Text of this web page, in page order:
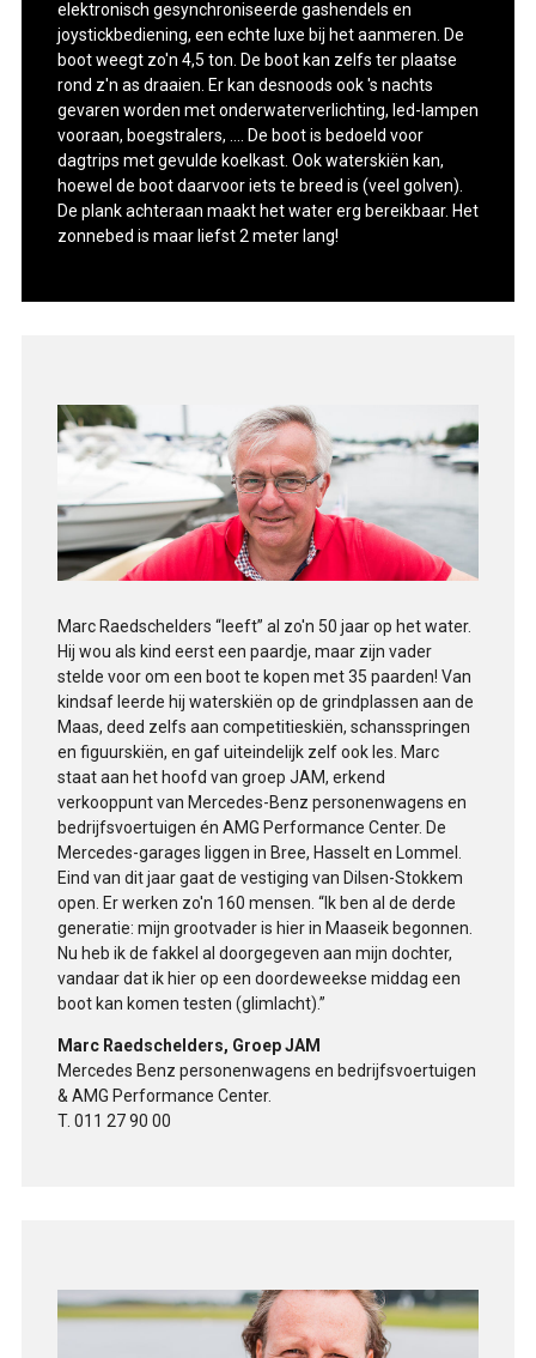
elektronisch gesynchroniseerde gashendels en
joystickbediening, een echte luxe bij het aanmeren. De
boot weegt zo'n 4,5 ton. De boot kan zelfs ter plaatse
rond z'n as draaien. Er kan desnoods ook 's nachts
gevaren worden met onderwaterverlichting, led-lampen
vooraan, boegstralers, …. De boot is bedoeld voor
dagtrips met gevulde koelkast. Ook waterskiën kan,
hoewel de boot daarvoor iets te breed is (veel golven).
De plank achteraan maakt het water erg bereikbaar. Het
zonnebed is maar liefst 2 meter lang!
Marc Raedschelders “leeft” al zo'n 50 jaar op het water.
Hij wou als kind eerst een paardje, maar zijn vader
stelde voor om een boot te kopen met 35 paarden! Van
kindsaf leerde hij waterskiën op de grindplassen aan de
Maas, deed zelfs aan competitieskiën, schansspringen
en figuurskiën, en gaf uiteindelijk zelf ook les. Marc
staat aan het hoofd van groep JAM, erkend
verkooppunt van Mercedes-Benz personenwagens en
bedrijfsvoertuigen én AMG Performance Center. De
Mercedes-garages liggen in Bree, Hasselt en Lommel.
Eind van dit jaar gaat de vestiging van Dilsen-Stokkem
open. Er werken zo'n 160 mensen. “Ik ben al de derde
generatie: mijn grootvader is hier in Maaseik begonnen.
Nu heb ik de fakkel al doorgegeven aan mijn dochter,
vandaar dat ik hier op een doordeweekse middag een
boot kan komen testen (glimlacht).”
Marc Raedschelders, Groep JAM
Mercedes Benz personenwagens en bedrijfsvoertuigen
& AMG Performance Center.
T. 011 27 90 00